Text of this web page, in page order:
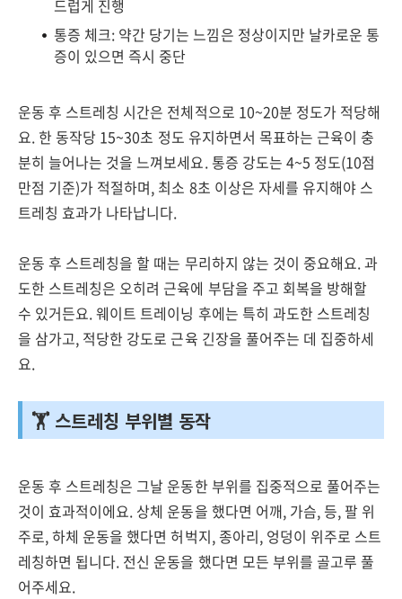
드럽게 진행
통증 체크: 약간 당기는 느낌은 정상이지만 날카로운 통
증이 있으면 즉시 중단
운동 후 스트레칭 시간은 전체적으로 10~20분 정도가 적당해
요. 한 동작당 15~30초 정도 유지하면서 목표하는 근육이 충
분히 늘어나는 것을 느껴보세요. 통증 강도는 4~5 정도(10점
만점 기준)가 적절하며, 최소 8초 이상은 자세를 유지해야 스
트레칭 효과가 나타납니다.
운동 후 스트레칭을 할 때는 무리하지 않는 것이 중요해요. 과
도한 스트레칭은 오히려 근육에 부담을 주고 회복을 방해할
수 있거든요. 웨이트 트레이닝 후에는 특히 과도한 스트레칭
을 삼가고, 적당한 강도로 근육 긴장을 풀어주는 데 집중하세
요.
🏋️ 스트레칭 부위별 동작
운동 후 스트레칭은 그날 운동한 부위를 집중적으로 풀어주는
것이 효과적이에요. 상체 운동을 했다면 어깨, 가슴, 등, 팔 위
주로, 하체 운동을 했다면 허벅지, 종아리, 엉덩이 위주로 스트
레칭하면 됩니다. 전신 운동을 했다면 모든 부위를 골고루 풀
어주세요.